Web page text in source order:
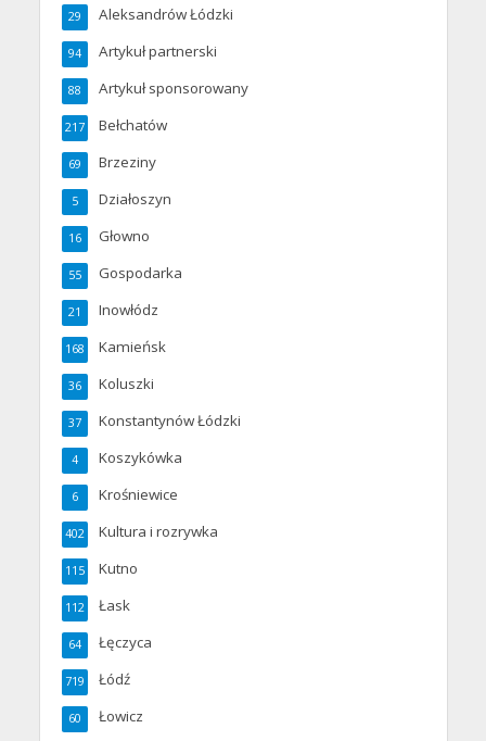
Aleksandrów Łódzki
29
Artykuł partnerski
94
Artykuł sponsorowany
88
Bełchatów
217
Brzeziny
69
Działoszyn
5
Głowno
16
Gospodarka
55
Inowłódz
21
Kamieńsk
168
Koluszki
36
Konstantynów Łódzki
37
Koszykówka
4
Krośniewice
6
Kultura i rozrywka
402
Kutno
115
Łask
112
Łęczyca
64
Łódź
719
Łowicz
60